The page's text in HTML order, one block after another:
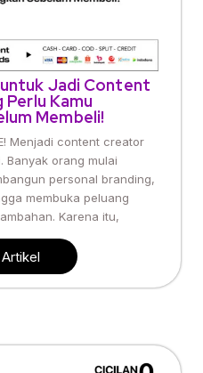
untuk Jadi Content
Perlu Kamu
Membeli!
Menjadi content creator
Banyak orang mulai
personal branding,
membuka peluang
Karena itu,